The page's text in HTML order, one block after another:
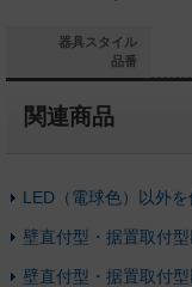
器具スタイル
品番
その他照明
関連商品
LED（電球色）以外を
壁直付型・据置取付
壁直付型・据置取付